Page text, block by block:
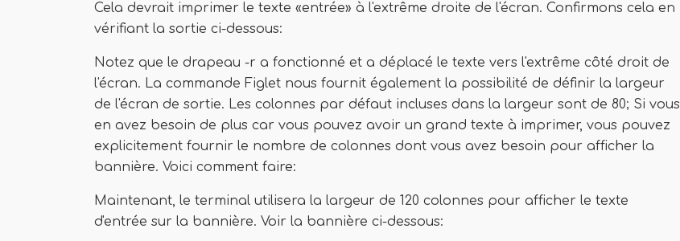
Cela devrait imprimer le texte «entrée» à l'extrême droite de l'écran. Confirmons cela en
vérifiant la sortie ci-dessous:
Notez que le drapeau -r a fonctionné et a déplacé le texte vers l'extrême côté droit de
l'écran. La commande Figlet nous fournit également la possibilité de définir la largeur
de l'écran de sortie. Les colonnes par défaut incluses dans la largeur sont de 80; Si vous
en avez besoin de plus car vous pouvez avoir un grand texte à imprimer, vous pouvez
explicitement fournir le nombre de colonnes dont vous avez besoin pour afficher la
bannière. Voici comment faire:
Maintenant, le terminal utilisera la largeur de 120 colonnes pour afficher le texte
d'entrée sur la bannière. Voir la bannière ci-dessous: